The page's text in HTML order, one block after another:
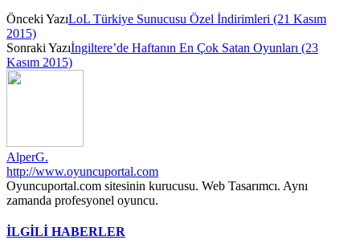
Önceki YazıLoL Türkiye Sunucusu Özel İndirimleri (21 Kasım
2015)
Sonraki Yazıİngiltere’de Haftanın En Çok Satan Oyunları (23
Kasım 2015)
AlperG.
http://www.oyuncuportal.com
Oyuncuportal.com sitesinin kurucusu. Web Tasarımcı. Aynı
zamanda profesyonel oyuncu.
İLGİLİ HABERLER